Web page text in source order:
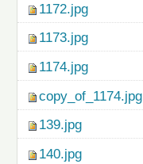
1172.jpg
1173.jpg
1174.jpg
copy_of_1174.jpg
139.jpg
140.jpg